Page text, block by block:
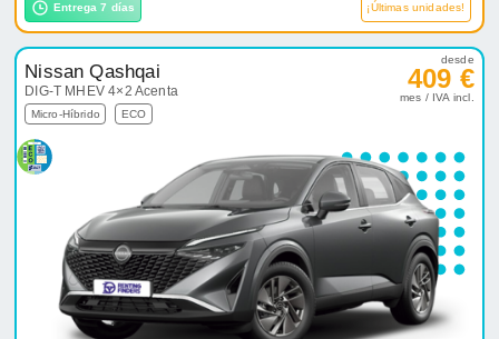
Entrega 7 días ¡Últimas unidades!
Nissan Qashqai
DIG-T MHEV 4×2 Acenta
Micro-Híbrido ECO
desde
409 €
mes / IVA incl.